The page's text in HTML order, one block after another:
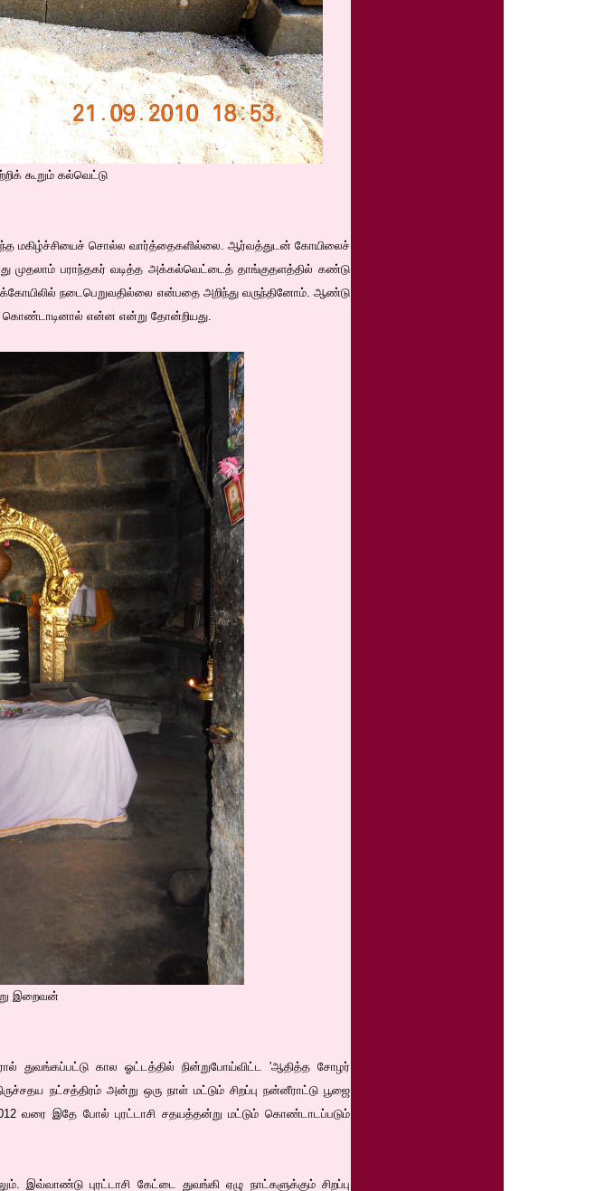
கூறும் கல்வெட்டு
மகிழ்ச்சியைச் சொல்ல வார்த்தைகளில்லை. ஆர்வத்துடன் கோயிலைச்
முதலாம் பராந்தகர் வடித்த அக்கல்வெட்டைத் தாங்குதளத்தில் கண்டு
நடைபெறுவதில்லை என்பதை அறிந்து வருந்தினோம். ஆண்டு
கொண்டாடினால் என்ன என்று தோன்றியது.
இறைவன்
துவங்கப்பட்டு கால ஓட்டத்தில் நின்றுபோய்விட்ட 'ஆதித்த சோழர்
நட்சத்திரம் அன்று ஒரு நாள் மட்டும் சிறப்பு நன்னீராட்டு பூஜை
இதே போல் புரட்டாசி சதயத்தன்று மட்டும் கொண்டாடப்படும்
புரட்டாசி கேட்டை துவங்கி ஏழு நாட்களுக்கும் சிறப்பு